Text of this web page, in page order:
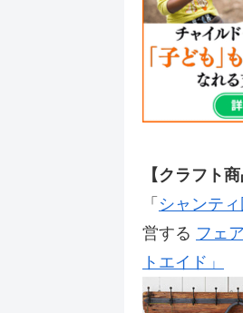
【クラフト
「 シャンテ
営する フェ
トエイド」